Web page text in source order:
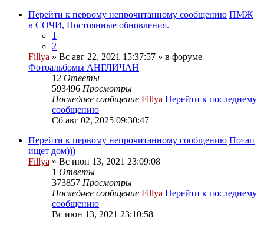
Перейти к первому непрочитанному сообщению ПМЖ
в СОЧИ, Постоянные обновления.
1
2
Fillya » Вс авг 22, 2021 15:37:57 » в форуме
Фотоальбомы АНГЛИЧАН
12 Ответы
593496 Просмотры
Последнее сообщение Fillya Перейти к последнему
сообщению
Сб авг 02, 2025 09:30:47
Перейти к первому непрочитанному сообщению Потап
ищет дом)))
Fillya » Вс июн 13, 2021 23:09:08
1 Ответы
373857 Просмотры
Последнее сообщение Fillya Перейти к последнему
сообщению
Вс июн 13, 2021 23:10:58